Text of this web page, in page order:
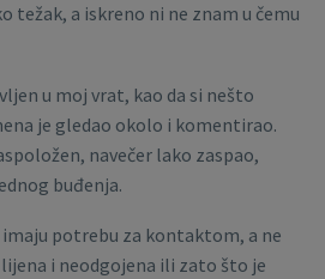
težak, a iskreno ni ne znam u čemu
u moj vrat, kao da si nešto
je gledao okolo i komentirao.
navečer lako zaspao,
buđenja.
imaju potrebu za kontaktom, a ne
i neodgojena ili zato što je